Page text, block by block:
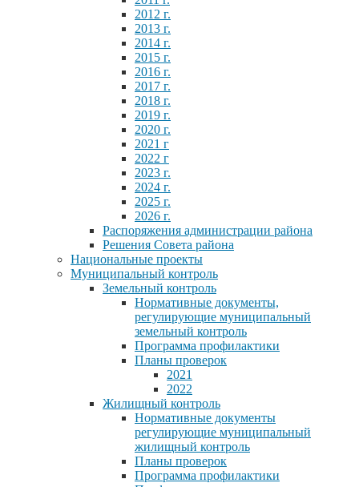
2012 г.
2013 г.
2014 г.
2015 г.
2016 г.
2017 г.
2018 г.
2019 г.
2020 г.
2021 г
2022 г
2023 г.
2024 г.
2025 г.
2026 г.
Распоряжения администрации района
Решения Совета района
Национальные проекты
Муниципальный контроль
Земельный контроль
Нормативные документы,
регулирующие муниципальный
земельный контроль
Программа профилактики
Планы проверок
2021
2022
Жилищный контроль
Нормативные документы
регулирующие муниципальный
жилищный контроль
Планы проверок
Программа профилактики